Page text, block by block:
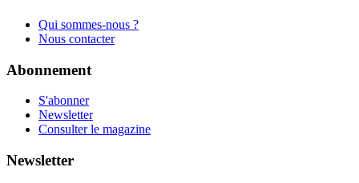
Qui sommes-nous ?
Nous contacter
Abonnement
S'abonner
Newsletter
Consulter le magazine
Newsletter